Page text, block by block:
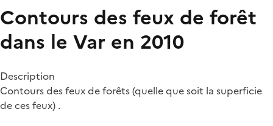
Contours des feux de forêt
dans le Var en 2010
Description
Contours des feux de forêts (quelle que soit la superficie
de ces feux) .